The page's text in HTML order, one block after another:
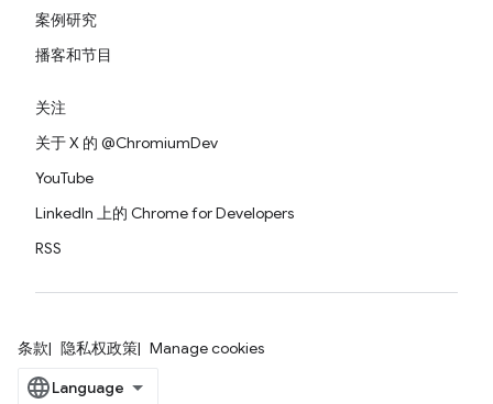
案例研究
播客和节目
关注
关于 X 的 @ChromiumDev
YouTube
LinkedIn 上的 Chrome for Developers
RSS
条款 隐私权政策 Manage cookies